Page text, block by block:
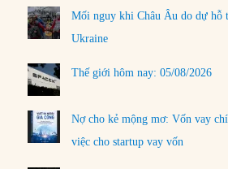
Mối nguy khi Châu Âu do dự hỗ
Ukraine
Thế giới hôm nay: 05/08/2026
Nợ cho kẻ mộng mơ: Vốn vay
việc cho startup vay vốn